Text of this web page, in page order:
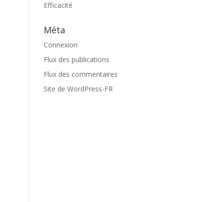
Efficacité
Méta
Connexion
Flux des publications
Flux des commentaires
Site de WordPress-FR